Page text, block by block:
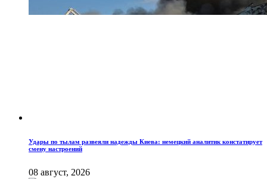
Удары по тылам развеяли надежды Киева: немецкий аналитик констатирует
смену настроений
08 август, 2026